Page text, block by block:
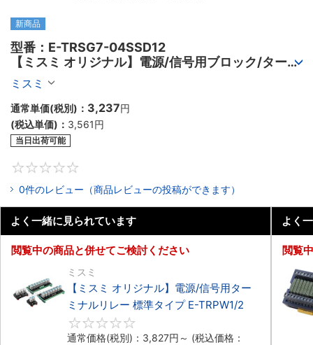
新商品
型番：E-TRSG7-04SSD12
【ミスミ オリジナル】電源/信号用ブロック/ターミ
ナルリレー スリムタイプ E-TRSG5/6/7
ミスミ
通常単価(税別)： 3,237円
(税込単価)： 3,561円
当日出荷可能
0件のレビュー（商品レビューの投稿ができます）
よく一緒に見られています
閲覧中の商品と併せてご検討ください
ミスミ
【ミスミ オリジナル】電源/信号用ター
ミナルリレー 標準タイプ E-TRPW1/2
通常価格(税別)： 3,827円 ～ (税込価格：
よく
閲覧